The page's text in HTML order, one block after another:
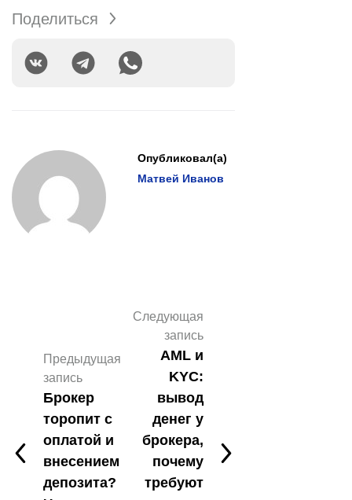
Поделиться
Опубликовал(а)
Матвей Иванов
Предыдущая
запись
Брокер
торопит с
оплатой и
внесением
депозита?
Следующая
запись
AML и
KYC:
вывод
денег у
брокера,
почему
требуют